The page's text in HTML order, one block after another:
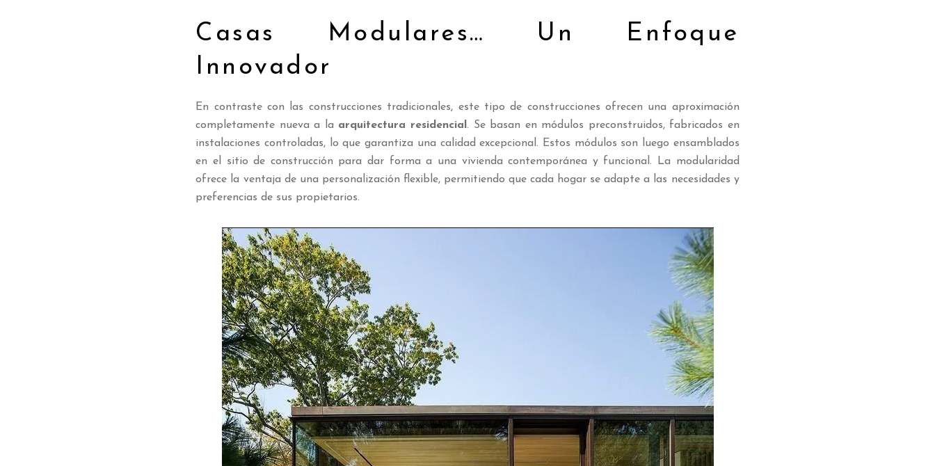
Casas Modulares… Un Enfoque
Innovador
En contraste con las construcciones tradicionales, este tipo de construcciones ofrecen una aproximación
completamente nueva a la arquitectura residencial . Se basan en módulos preconstruidos, fabricados en
instalaciones controladas, lo que garantiza una calidad excepcional. Estos módulos son luego ensamblados
en el sitio de construcción para dar forma a una vivienda contemporánea y funcional. La modularidad
ofrece la ventaja de una personalización flexible, permitiendo que cada hogar se adapte a las necesidades y
preferencias de sus propietarios.